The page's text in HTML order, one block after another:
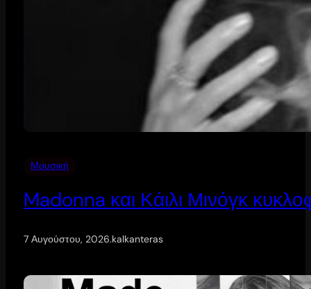
Μουσική
Madonna και Κάιλι Μινόγκ
7 Αυγούστου, 2026.kalkanteras